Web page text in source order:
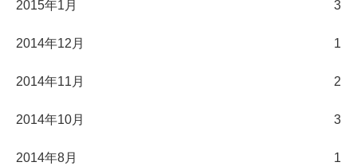
2015年1月 3
2014年12月 1
2014年11月 2
2014年10月 3
2014年8月 1